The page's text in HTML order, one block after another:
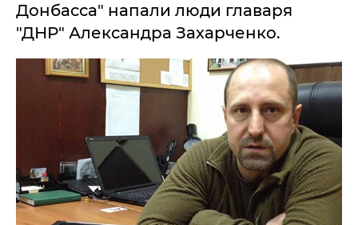
Донбасса" напали люди главаря
"ДНР" Александра Захарченко.